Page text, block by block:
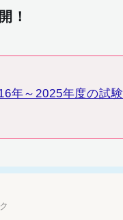
！
年～2025年度の試験